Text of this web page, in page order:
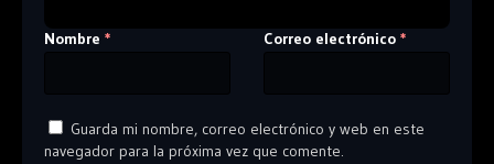
Nombre * Correo electrónico *
Guarda mi nombre, correo electrónico y web en este
navegador para la próxima vez que comente.